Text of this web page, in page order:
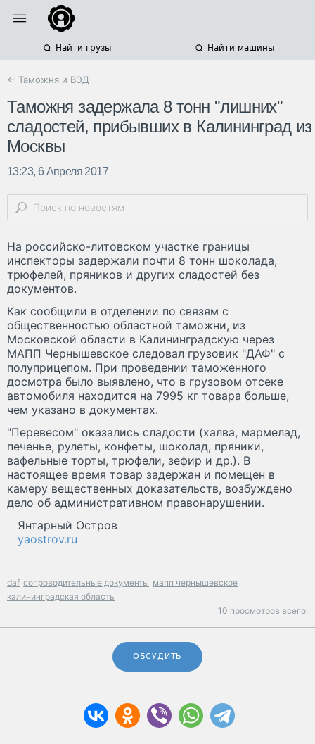
Найти грузы Найти машины
← Таможня и ВЭД
Таможня задержала 8 тонн "лишних"
сладостей, прибывших в Калининград из
Москвы
13:23, 6 Апреля 2017
На российско-литовском участке границы
инспекторы задержали почти 8 тонн шоколада,
трюфелей, пряников и других сладостей без
документов.
Как сообщили в отделении по связям с
общественностью областной таможни, из
Московской области в Калининградскую через
МАПП Чернышевское следовал грузовик "ДАФ" с
полуприцепом. При проведении таможенного
досмотра было выявлено, что в грузовом отсеке
автомобиля находится на 7995 кг товара больше,
чем указано в документах.
"Перевесом" оказались сладости (халва, мармелад,
печенье, рулеты, конфеты, шоколад, пряники,
вафельные торты, трюфели, зефир и др.). В
настоящее время товар задержан и помещен в
камеру вещественных доказательств, возбуждено
дело об административном правонарушении.
Янтарный Остров
yaostrov.ru
daf сопроводительные документы мапп чернышевское
калининградская область
10 просмотров всего.
ОБСУДИТЬ